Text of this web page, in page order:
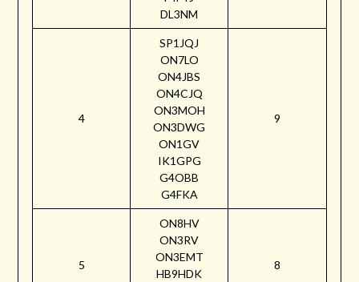
DL3NM
4
SP1JQJ
ON7LO
ON4JBS
ON4CJQ
ON3MOH
ON3DWG
ON1GV
IK1GPG
G4OBB
G4FKA
9
5
ON8HV
ON3RV
ON3EMT
HB9HDK
8